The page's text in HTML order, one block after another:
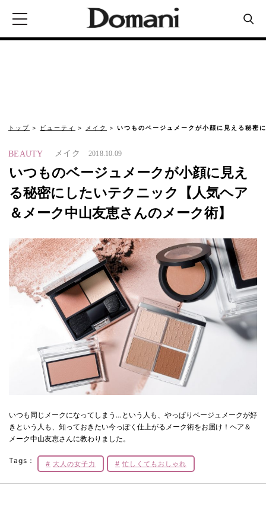
トップ ビューティ メイク いつものベージュメークが小顔に見える秘密
BEAUTY メイク 2018.10.09
いつものベージュメークが小顔に見え
る秘密にしたいテクニック【人気ヘア
＆メーク中山友恵さんのメーク術】
いつも同じメークになってしまう…という人も、やっぱりベージュメークが好
きという人も、知っておきたい今っぽく仕上がるメーク術をお届け！ヘア＆
メーク中山友恵さんに教わりました。
Tags： 大人の女子力 忙しくてもおしゃれ